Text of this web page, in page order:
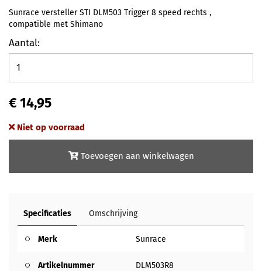
Sunrace versteller STI DLM503 Trigger 8 speed rechts ,
compatible met Shimano
Aantal:
€ 14,95
Niet op voorraad
Toevoegen aan winkelwagen
Specificaties Omschrijving
Merk Sunrace
Artikelnummer DLM503R8